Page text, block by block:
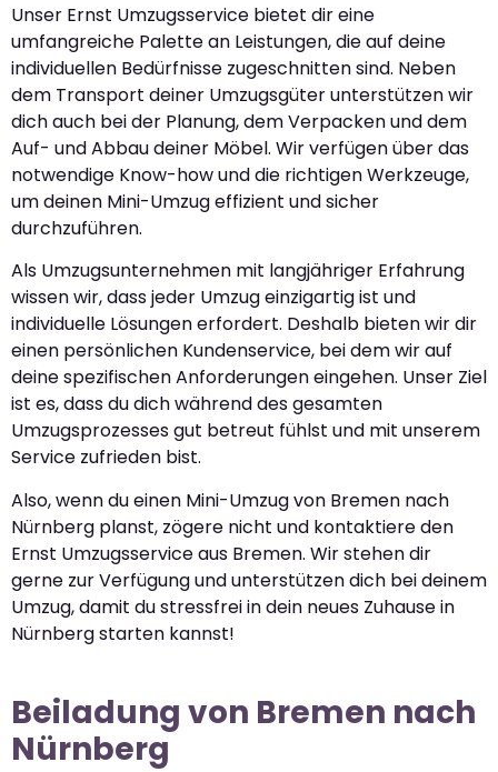
Unser Ernst Umzugsservice bietet dir eine
umfangreiche Palette an Leistungen, die auf deine
individuellen Bedürfnisse zugeschnitten sind. Neben
dem Transport deiner Umzugsgüter unterstützen wir
dich auch bei der Planung, dem Verpacken und dem
Auf- und Abbau deiner Möbel. Wir verfügen über das
notwendige Know-how und die richtigen Werkzeuge,
um deinen Mini-Umzug effizient und sicher
durchzuführen.
Als Umzugsunternehmen mit langjähriger Erfahrung
wissen wir, dass jeder Umzug einzigartig ist und
individuelle Lösungen erfordert. Deshalb bieten wir dir
einen persönlichen Kundenservice, bei dem wir auf
deine spezifischen Anforderungen eingehen. Unser Ziel
ist es, dass du dich während des gesamten
Umzugsprozesses gut betreut fühlst und mit unserem
Service zufrieden bist.
Also, wenn du einen Mini-Umzug von Bremen nach
Nürnberg planst, zögere nicht und kontaktiere den
Ernst Umzugsservice aus Bremen. Wir stehen dir
gerne zur Verfügung und unterstützen dich bei deinem
Umzug, damit du stressfrei in dein neues Zuhause in
Nürnberg starten kannst!
Beiladung von Bremen nach
Nürnberg